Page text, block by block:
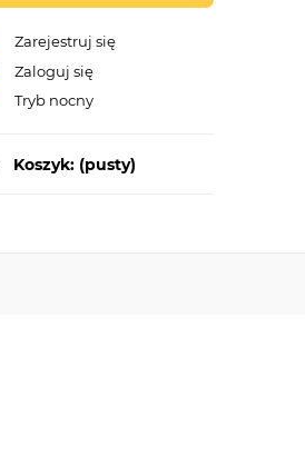
Zarejestruj się
Zaloguj się
Koszyk: (pusty)